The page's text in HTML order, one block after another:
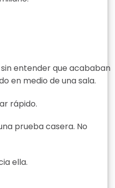
entender que acababan
en medio de una sala.
rápido.
prueba casera. No
ella.